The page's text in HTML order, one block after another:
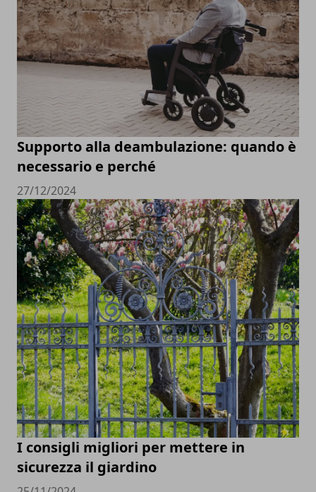
Supporto alla deambulazione: quando è
necessario e perché
27/12/2024
I consigli migliori per mettere in
sicurezza il giardino